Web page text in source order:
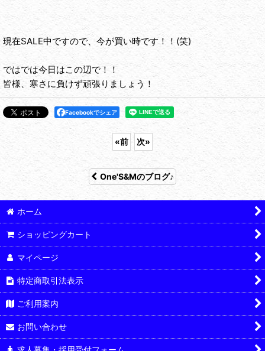
現在SALE中ですので、今が買い時です！！(笑)
ではでは今日はこの辺で！！
皆様、寒さに負けず頑張りましょう！
Facebookでシェア
«前 次»
One'S&Mのブログ♪
ホーム
ショッピングカート
マイページ
特定商取引法表示
ご利用案内
お問い合わせ